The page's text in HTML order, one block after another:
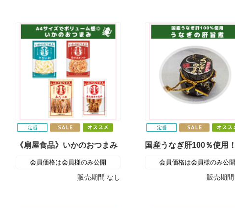
《扇屋食品》いかのおつまみ
会員価格は会員様のみ公開
販売期間 なし
会員価格は会員様のみ公開
販売期間